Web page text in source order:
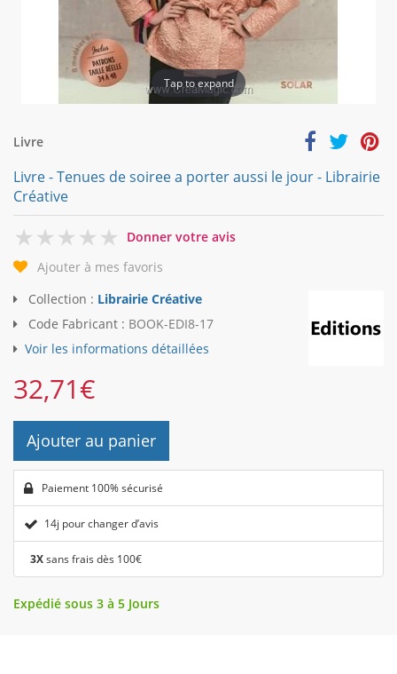
Tap to expand
Livre
Livre - Tenues de soiree a porter aussi le jour - Librairie
Créative
0
Donner votre avis
Ajouter à mes favoris
Collection : Librairie Créative
Code Fabricant : BOOK-EDI8-17
Voir les informations détaillées
32,71€
Ajouter au panier
Paiement 100% sécurisé
14j pour changer d’avis
3Xsans frais dès 100€
Expédié sous 3 à 5 Jours